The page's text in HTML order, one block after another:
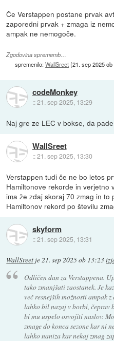
Če Verstappen postane prvak
zaporedni prvak + zmaga iz
ampak ne nemogoče.
Zgodovina sprememb…
spremenilo:WallSreet(21. sep 2025 ob
codeMonkey
::21. sep 2025, 13:29
Naj gre ze LEC v bokse, da
WallSreet
::21. sep 2025, 13:30
Verstappen tudi če ne bo letos
Hamiltonove rekorde in verjetno
ima že zdaj skoraj 70 zmag in to
Hamiltonov rekord po številu
skyform
::21. sep 2025, 13:31
WallSreet je21. sep 2025 ob 13:23
Odličen dan za Verstappena.
tako zmanjšati zaostanek. Je
več resnejših možnosti ampak
lahko bil nazaj v borbi, čeprav
bi mu uspelo osvojiti naslov.
zmage do konca sezone kar ni
lahko naniza kar nekaj zmag